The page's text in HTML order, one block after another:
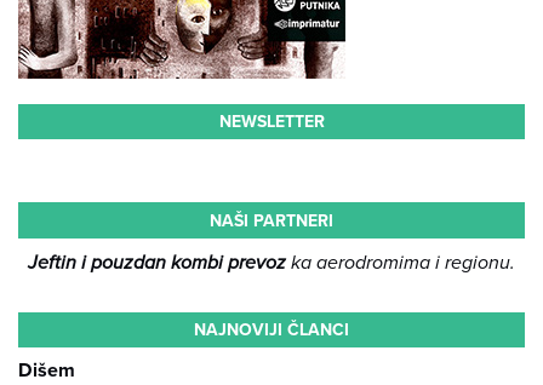
NEWSLETTER
NAŠI PARTNERI
Jeftin i pouzdan kombi prevozka aerodromima i regionu.
NAJNOVIJI ČLANCI
Dišem